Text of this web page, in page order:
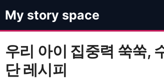
My story space
우리 아이 집중력 쑥쑥,
단 레시피